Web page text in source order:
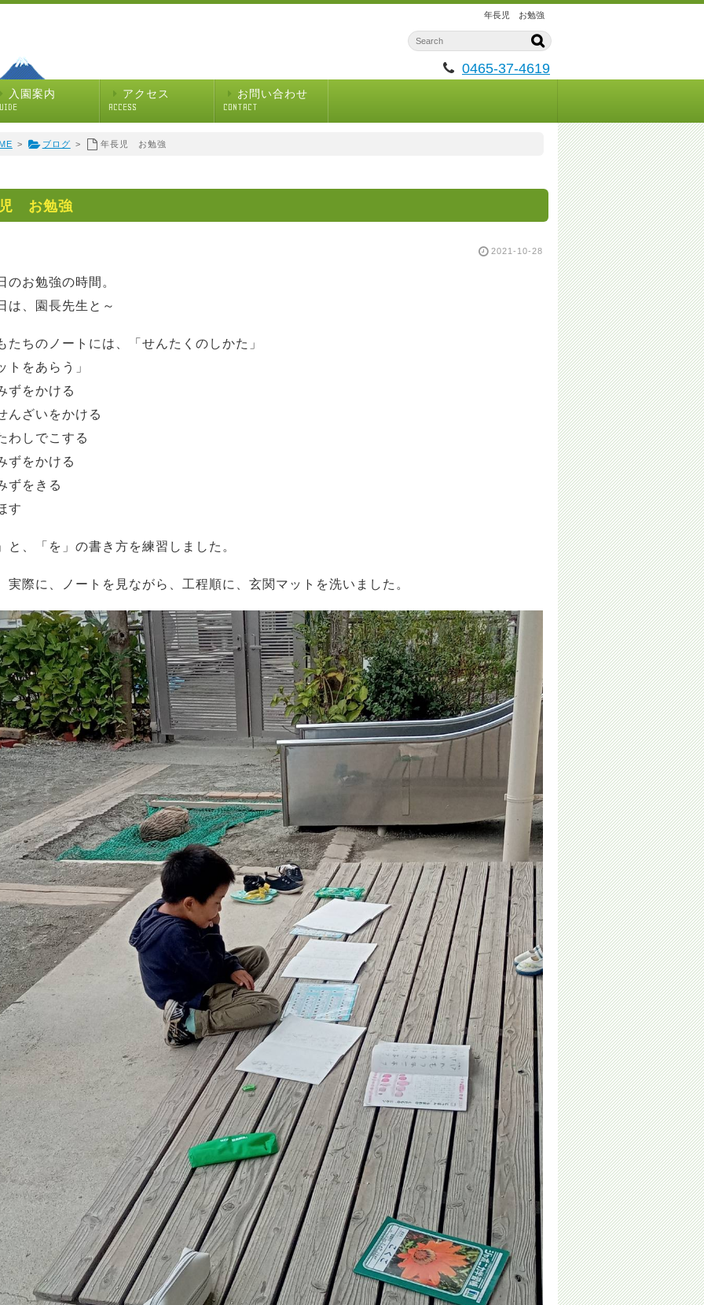
年長児 お勉強
0465-37-4619
入園案内 アクセス
ACCESS
お問い合わせ
CONTACT
> ブログ > 年長児 お勉強
お勉強
2021-10-28
のお勉強の時間。
は、園長先生と～
たちのノートには、「せんたくのしかた」
トをあらう」
ずをかける
んざいをかける
わしでこする
ずをかける
ずをきる
す
と、「を」の書き方を練習しました。
実際に、ノートを見ながら、工程順に、玄関マットを洗いました。